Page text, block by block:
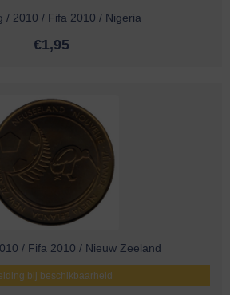
/ 2010 / Fifa 2010 / Nigeria
€1,95
/ Fifa 2010 / Nieuw Zeeland
bij beschikbaarheid